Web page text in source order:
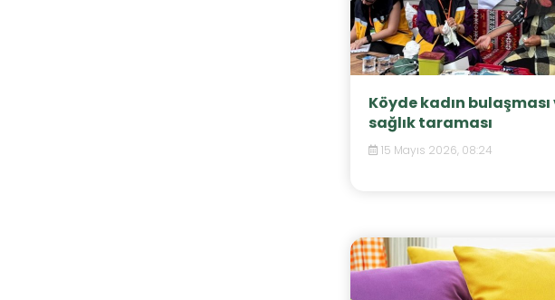
Köyde kadın bulaşması
sağlık taraması
15 Mayıs 2026, 08:24